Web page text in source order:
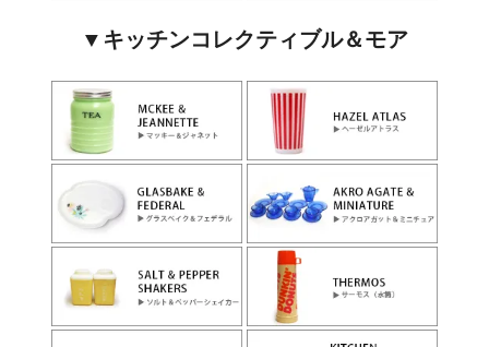
▼キッチンコレクティブル＆モア